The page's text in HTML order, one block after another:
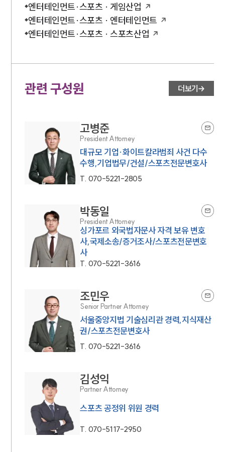
엔터테인먼트·스포츠 · 게임산업
엔터테인먼트·스포츠 · 엔터테인먼트
엔터테인먼트·스포츠 · 스포츠산업
관련 구성원 더보기
고병준
President Attorney
대규모 기업·화이트칼라범죄 사건 다수
수행,기업법무/건설/스포츠전문변호사
T. 070-5221-2805
박동일
President Attorney
싱가포르 외국법자문사 자격 보유 변호
사,국제소송/증거조사/스포츠전문변호
사
T. 070-5221-3616
조민우
Senior Partner Attorney
서울중앙지법 기술심리관 경력,지식재산
권/스포츠전문변호사
T. 070-5221-3616
김성익
Partner Attorney
스포츠 공정위 위원 경력
T. 070-5117-2950